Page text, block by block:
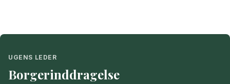
UGENS LEDER
Borgerinddragelse